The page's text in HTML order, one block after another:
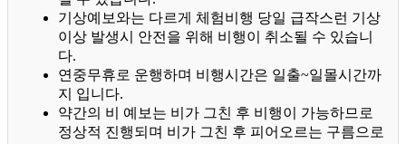
기상예보와는 다르게 체험비행 당일 급작스런 기상
이상 발생시 안전을 위해 비행이 취소될 수 있습니
다.
연중무휴로 운행하며 비행시간은 일출~일몰시간까
지 입니다.
약간의 비 예보는 비가 그친 후 비행이 가능하므로
정상적 진행되며 비가 그친 후 피어오르는 구름으로